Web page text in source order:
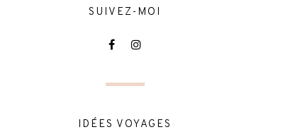
SUIVEZ-MOI
IDÉES VOYAGES